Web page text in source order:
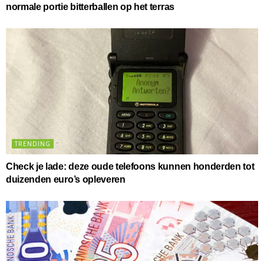
normale portie bitterballen op het terras
TRENDING
Check je lade: deze oude telefoons kunnen honderden tot
duizenden euro’s opleveren